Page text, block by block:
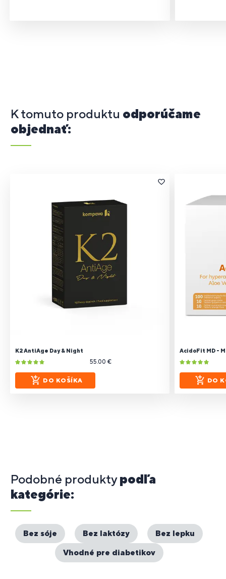
K tomuto produktu odporúčame
objednať:
K2 AntiAge Day & Night
55.00 €
DO KOŠÍKA
AcidoFit MD -
DO
Podobné produktypodľa
kategórie:
Bez sóje Bez laktózy
Bez lepku
Vhodné pre diabetikov